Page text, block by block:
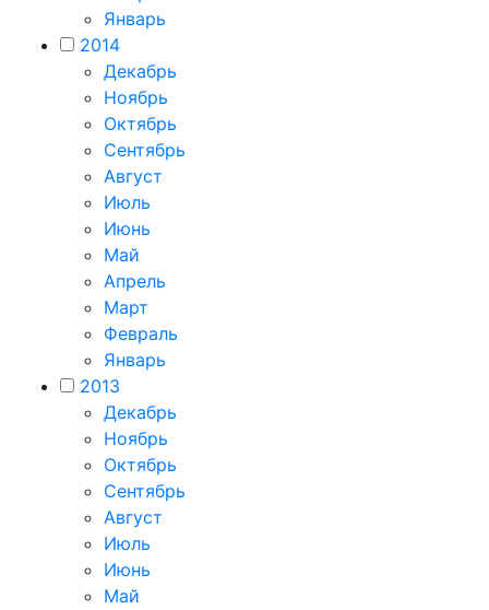
Январь
2014
Декабрь
Ноябрь
Октябрь
Сентябрь
Август
Июль
Июнь
Май
Апрель
Март
Февраль
Январь
2013
Декабрь
Ноябрь
Октябрь
Сентябрь
Август
Июль
Июнь
Май